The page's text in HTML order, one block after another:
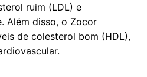
ruim (LDL) e
Além disso, o Zocor
de colesterol bom (HDL),